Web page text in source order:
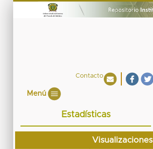
Contacto
Menú
Estadísticas
Visualizaciones